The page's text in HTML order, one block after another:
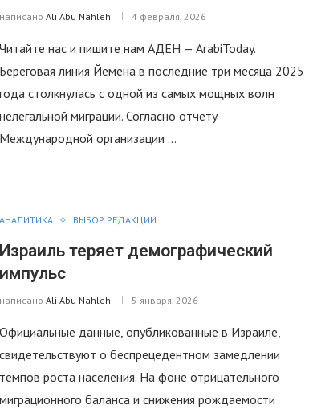
написано Ali Abu Nahleh 4 февраля, 2026
Читайте нас и пишите нам АДЕН — ArabiToday.
Береговая линия Йемена в последние три месяца 2025
года столкнулась с одной из самых мощных волн
нелегальной миграции. Согласно отчету
Международной организации …
АНАЛИТИКА ВЫБОР РЕДАКЦИИ
Израиль теряет демографический
импульс
написано Ali Abu Nahleh 5 января, 2026
Официальные данные, опубликованные в Израиле,
свидетельствуют о беспрецедентном замедлении
темпов роста населения. На фоне отрицательного
миграционного баланса и снижения рождаемости